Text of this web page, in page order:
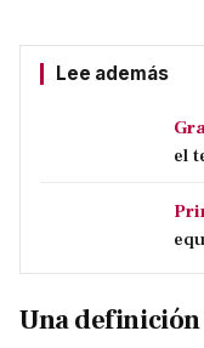
Lee además
el
Una